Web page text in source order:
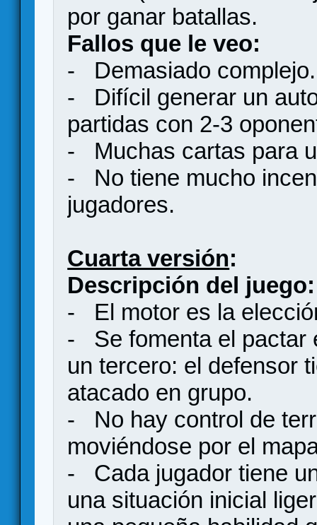
por ganar batallas.
Fallos que le veo:
- Demasiado complejo.
- Difícil generar un
partidas con 2-3
- Muchas cartas para
- No tiene mucho
jugadores.
Cuarta versión:
Descripción del juego:
- El motor es la
- Se fomenta el pactar
un tercero: el defensor
atacado en grupo.
- No hay control de
moviéndose por el
- Cada jugador tiene
una situación inicial